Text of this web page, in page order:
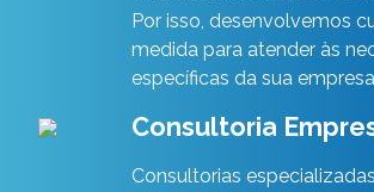
Por isso, desenvolvemos
medida para atender às
específicas da sua empresa.
Consultoria
Consultorias